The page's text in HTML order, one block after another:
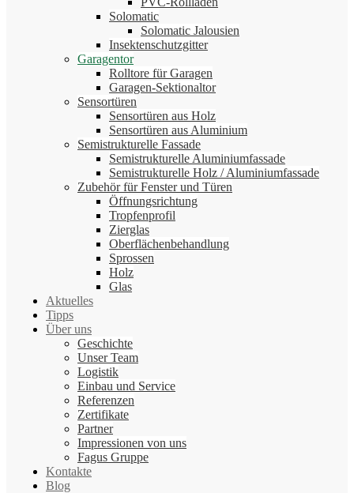
Solomatic
Solomatic Jalousien
Insektenschutzgitter
Garagentor
Rolltore für Garagen
Garagen-Sektionaltor
Sensortüren
Sensortüren aus Holz
Sensortüren aus Aluminium
Semistrukturelle Fassade
Semistrukturelle Aluminiumfassade
Semistrukturelle Holz / Aluminiumfassade
Zubehör für Fenster und Türen
Öffnungsrichtung
Tropfenprofil
Zierglas
Oberflächenbehandlung
Sprossen
Holz
Glas
Aktuelles
Tipps
Über uns
Geschichte
Unser Team
Logistik
Einbau und Service
Referenzen
Zertifikate
Partner
Impressionen von uns
Fagus Gruppe
Kontakte
Blog